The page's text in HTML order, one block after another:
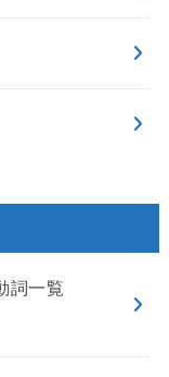
詞一覧